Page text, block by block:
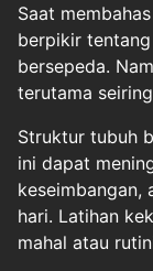
Saat
berpikir
bersepeda.
terutama
Struktur tubuh
ini dapat
keseimbangan,
hari. Latihan
mahal atau